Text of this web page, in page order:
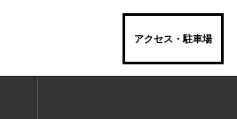
アクセス・駐車場